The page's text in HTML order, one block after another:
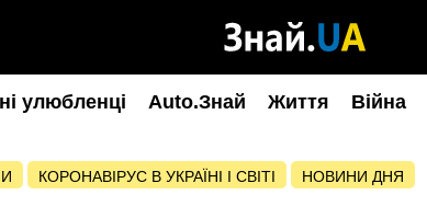
улюбленці Auto.Знай Життя Війна
КОРОНАВІРУС В УКРАЇНІ І СВІТІ НОВИНИ ДНЯ